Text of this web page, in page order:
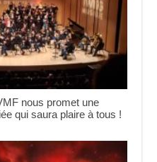
nous promet une
qui saura plaire à tous !